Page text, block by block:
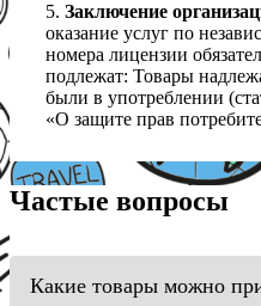
5. Заключение
оказание услуг по
номера лицензии
подлежат: Товары
были в употреблении
«О защите прав
Частые вопросы
Какие товары можно